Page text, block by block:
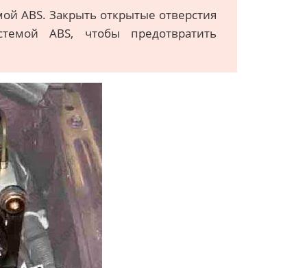
ABS. Закрыть открытые отверстия
ABS, чтобы предотвратить